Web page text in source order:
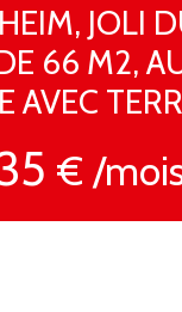
JOLI
66 M2,
AVEC
€ /